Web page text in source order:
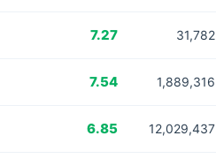
7.27 31,782
7.54 1,889,316
6.85 12,029,437